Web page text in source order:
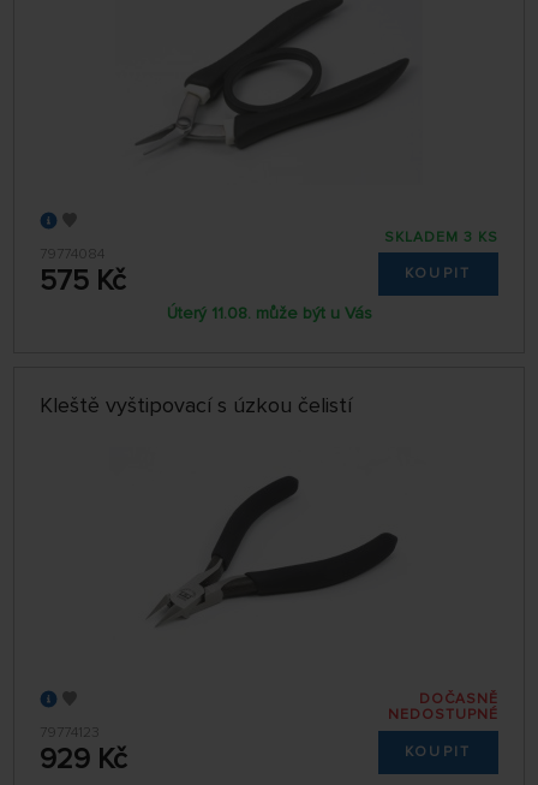
79774084
575 Kč
SKLADEM 3 KS
KOUPIT
Úterý 11.08. může být u Vás
Kleště vyštipovací s úzkou čelistí
79774123
929 Kč
DOČASNĚ
NEDOSTUPNÉ
KOUPIT